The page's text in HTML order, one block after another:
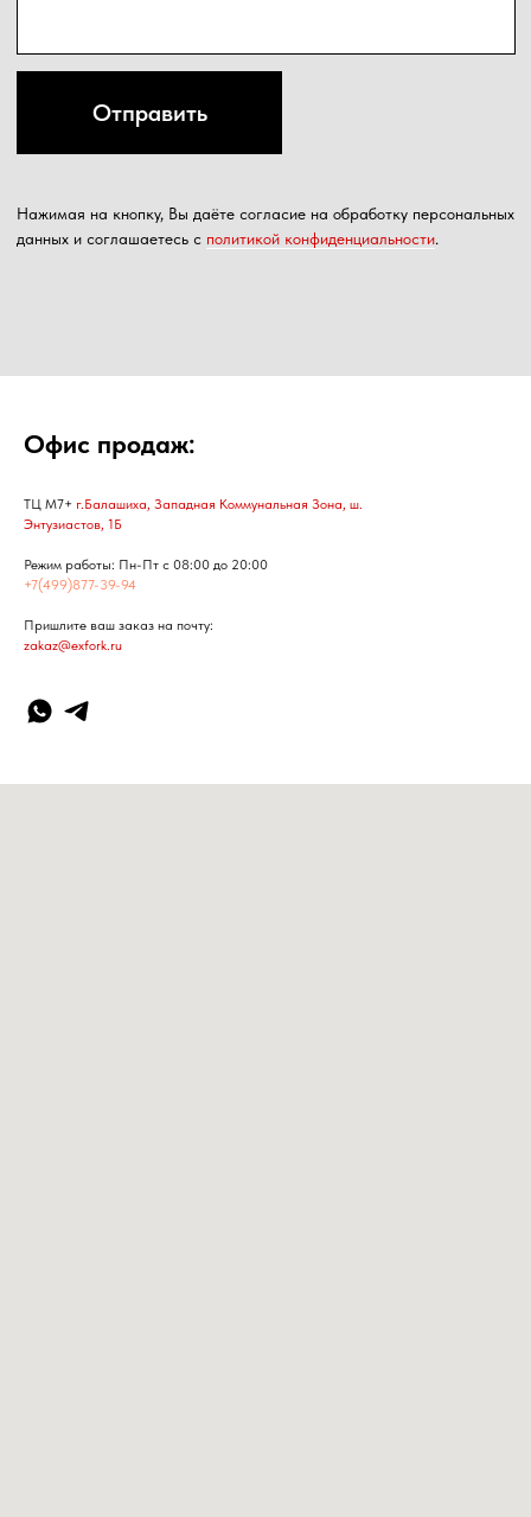
Офис продаж:
ТЦ М7+ г.Балашиха, Западная Коммунальная Зона, ш.
Энтузиастов, 1Б
Режим работы: Пн-Пт с 08:00 до 20:00
+7(499)877-39-94
Пришлите ваш заказ на почту:
zakaz@exfork.ru